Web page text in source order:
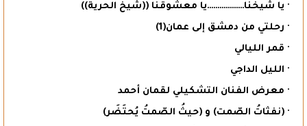
· يا شيخنا………………يا معشوقنا ((شيخ الحرية))
· رحلتي من دمشق إلى عمان(1)
· قمر الليالي
· الليل الداجي
· معرض الفنان التشكيلي لقمان أحمد
· (نفثاتُ الصّمت) و (حيثُ الصّمتُ يُحتَضَر)